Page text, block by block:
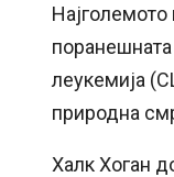
леукемија
природна
Халк Хоган